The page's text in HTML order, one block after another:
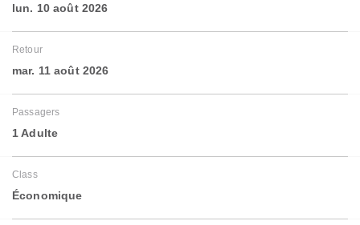
lun. 10 août 2026
Retour
mar. 11 août 2026
Passagers
1 Adulte
Class
Économique